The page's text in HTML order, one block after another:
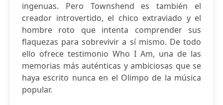
ingenuas. Pero Townshend es también el
creador introvertido, el chico extraviado y el
hombre roto que intenta comprender sus
flaquezas para sobrevivir a sí mismo. De todo
ello ofrece testimonio Who I Am, una de las
memorias más auténticas y ambiciosas que se
haya escrito nunca en el Olimpo de la música
popular.